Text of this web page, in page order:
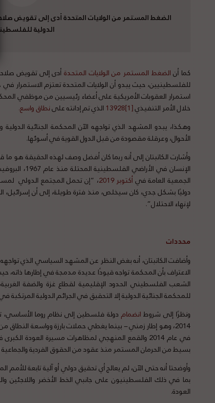
الضغط المستمر من الولايات المتحدة أدى إلى تقويض
الدولية
كما أنالضغط المستمر من الولايات المتحدةأدى إلى تقويض
للفلسطينيين، حيث يبدو أن الولايات المتحدة تعتزم الاستمرار في
استمرار العقوبات الأمريكية على أعضاء رئيسيين من موظفي
خلال الأمر التنفيذي[1]
13928الذي تم إدانته علىنطاقواسع.
وهكذا، يبدو المشهد الذي تواجهه الآن المحكمة الجنائية
الأحوال، وعرقلة مقصودة من قبل الدول القوية في أسوئها.
وأشارت الكاتبتان إلى أنه ربما كان أفضل وصف لهذه الحقيقة هو ما
الإنسان في
الجمعية العامة فيأكتوبر2019
، “إن تحمل المجتمع الدولي
دوليًا بشكل جدي، كان سيخلص، منذ فترة طويلة، إلى أن إسرائيل،
لإنهاء الاحتلال”.
محددات
وأضافت الكاتبتان، أنه بغض النظر عن المشهد السياسي الذي
الاعتراف بأن المحكمة تواجه قيودًا عديدة مدمجة في إطارها ذاته،
الشعب الفلسطيني الحدود الإقليمية لقطاع غزة والضفة
للمحكمة الجنائية الدولية إلا التحقيق في الجرائم الدولية المرتكبة
ونظرًا إلى شروطانضمام
2014، وهو إطار زمني – بينما يغطي حملات بارزة وواسعة
بسيط من الحرمان المستمر منذ عقود من الحقوق الفردية والجماعية
وأوضحتا أنه حتى الآن، لم يعالج أي تحقيق دولي أو آلية تابعة
بما في ذلك الفلسطينيون على جانبي الخط الأخضر واللاجئين
العودة.